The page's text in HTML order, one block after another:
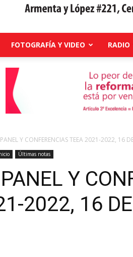
FOTOGRAFÍA Y VIDEO RADIO
Y CONFERENCIAS TEEA 2021-2022, 16
Últimas notas
Y
2022, 16